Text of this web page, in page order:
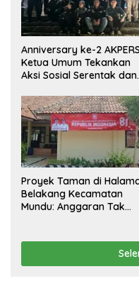
Anniversary ke-2
Ketua Umum Tekankan
Aksi Sosial Serentak dan
Konstituen ke Dewan
Proyek Taman di
Belakang Kecamatan
Mundu: Anggaran Tak